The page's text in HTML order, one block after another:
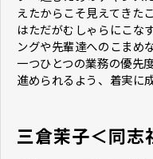
えたからこそ見えてきた
はただがむしゃらにこな
ングや先輩達へのこまめ
一つひとつの業務の優先
進められるよう、着実に
三倉茉子＜同志